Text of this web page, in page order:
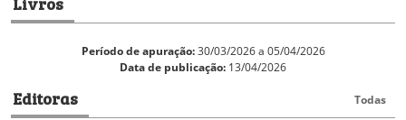
Período de apuração:30/03/2026 a 05/04/2026
Data de publicação: 13/04/2026
Editoras Todas